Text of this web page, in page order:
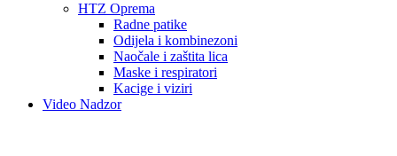
HTZ Oprema
Radne patike
Odijela i kombinezoni
Naočale i zaštita lica
Maske i respiratori
Kacige i viziri
Video Nadzor